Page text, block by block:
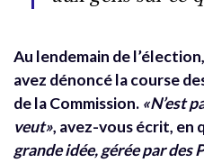
Au lendemain de
avez dénoncé la course
de la Commission. «N’est
veut», avez-vous écrit, en
grande idée, gérée par des